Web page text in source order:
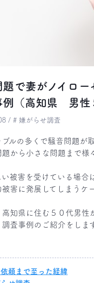
題で妻がノイロ
例（高知県 男性
/ # 嫌がらせ調査
ルの多くで騒音問題が
から小さな問題まで様
被害を受けている場合
害に発展してしまうケ
高知県に住む５０代男性
査事例のご紹介をします
頼まで至った経緯